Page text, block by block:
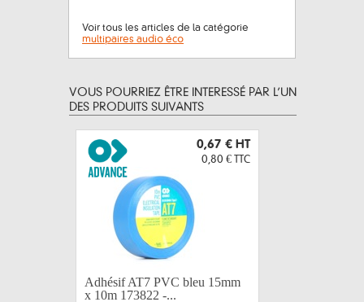
Voir tous les articles de la catégorie
multipaires audio éco
VOUS POURRIEZ ÊTRE INTERESSÉ PAR L’UN
DES PRODUITS SUIVANTS
0,67 € HT
0,80 € TTC
Adhésif AT7 PVC bleu 15mm
x 10m 173822 -...